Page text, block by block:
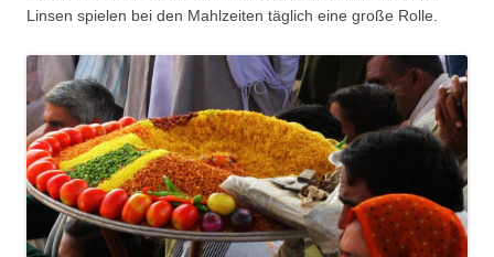
Linsen spielen bei den Mahlzeiten täglich eine große Rolle.